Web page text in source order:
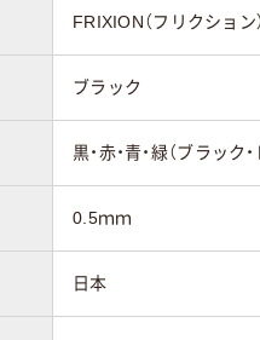
FRIXION（フリクション）
ブラック
黒・赤・青・緑（ブラック
0.5ｍｍ
日本